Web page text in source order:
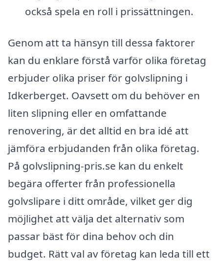
också spela en roll i prissättningen.
Genom att ta hänsyn till dessa faktorer
kan du enklare förstå varför olika företag
erbjuder olika priser för golvslipning i
Idkerberget. Oavsett om du behöver en
liten slipning eller en omfattande
renovering, är det alltid en bra idé att
jämföra erbjudanden från olika företag.
På golvslipning-pris.se kan du enkelt
begära offerter från professionella
golvslipare i ditt område, vilket ger dig
möjlighet att välja det alternativ som
passar bäst för dina behov och din
budget. Rätt val av företag kan leda till ett